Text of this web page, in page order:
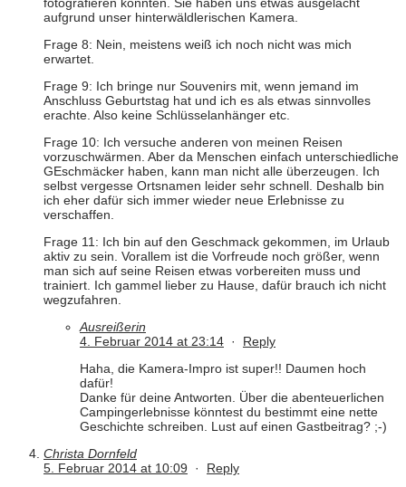
fotografieren könnten. Sie haben uns etwas ausgelacht
aufgrund unser hinterwäldlerischen Kamera.
Frage 8: Nein, meistens weiß ich noch nicht was mich
erwartet.
Frage 9: Ich bringe nur Souvenirs mit, wenn jemand im
Anschluss Geburtstag hat und ich es als etwas sinnvolles
erachte. Also keine Schlüsselanhänger etc.
Frage 10: Ich versuche anderen von meinen Reisen
vorzuschwärmen. Aber da Menschen einfach unterschiedliche
GEschmäcker haben, kann man nicht alle überzeugen. Ich
selbst vergesse Ortsnamen leider sehr schnell. Deshalb bin
ich eher dafür sich immer wieder neue Erlebnisse zu
verschaffen.
Frage 11: Ich bin auf den Geschmack gekommen, im Urlaub
aktiv zu sein. Vorallem ist die Vorfreude noch größer, wenn
man sich auf seine Reisen etwas vorbereiten muss und
trainiert. Ich gammel lieber zu Hause, dafür brauch ich nicht
wegzufahren.
Ausreißerin
4. Februar 2014 at 23:14 · Reply
Haha, die Kamera-Impro ist super!! Daumen hoch
dafür!
Danke für deine Antworten. Über die abenteuerlichen
Campingerlebnisse könntest du bestimmt eine nette
Geschichte schreiben. Lust auf einen Gastbeitrag? ;-)
Christa Dornfeld
5. Februar 2014 at 10:09 · Reply